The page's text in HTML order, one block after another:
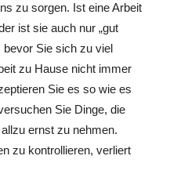
zu sorgen. Ist eine Arbeit
ist sie auch nur „gut
bevor Sie sich zu viel
zu Hause nicht immer
Sie es so wie es
Sie Dinge, die
ernst zu nehmen.
zu kontrollieren, verliert